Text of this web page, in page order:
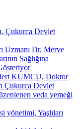
Çukurca Devlet
Uzmanı Dr. Merve
Sağlığına
KUMCU, Doktor
Çukurca Devlet
veda yemeği
yönetimi, Yaşlıları